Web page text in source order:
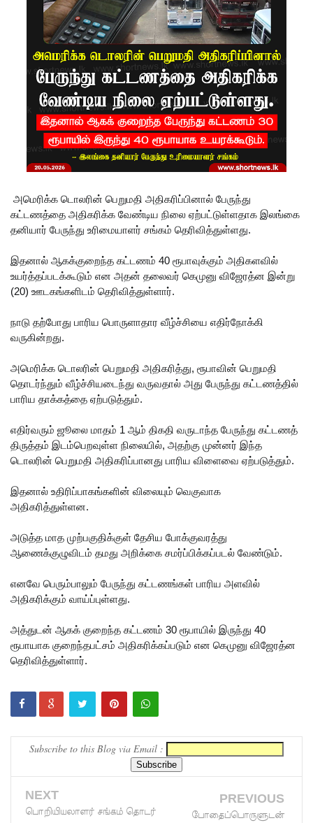
சேவைக
பொலிஸ்
மா அதிபர்
பற்றிய
கருத்து -
சாகர
காரியவச
ம் இன்று
குற்றப்
புலனாய்வு
ப்
பணியகத்
தில்
முன்னி
நீதித்துறை
சீர்திருத்த
குறித்து
உலமா
சபைக்கும்
தெளிவூட்
டிய நீதி
அமைச்சர்
ஹர்ஷண
கார!
நோயாளர்
எண்ணிக்
கை
அமெரிக்க டொலரின் பெறுமதி அதிகரிப்பினால் பேருந்து
கட்டணத்தை அதிகரிக்க வேண்டிய நிலை ஏற்பட்டுள்ளதாக இலங்கை
தனியார் பேருந்து உரிமையாளர் சங்கம் தெரிவித்துள்ளது.
இதனால் ஆகக்குறைந்த கட்டணம் 40 ரூபாவுக்கும் அதிகளவில்
உயர்த்தப்படக்கூடும் என அதன் தலைவர் கெமுனு விஜேரத்ன இன்று
(20) ஊடகங்களிடம் தெரிவித்துள்ளார்.
நாடு தற்போது பாரிய பொருளாதார வீழ்ச்சியை எதிர்நோக்கி
வருகின்றது.
அமெரிக்க டொலரின் பெறுமதி அதிகரித்து, ரூபாவின் பெறுமதி
தொடர்ந்தும் வீழ்ச்சியடைந்து வருவதால் அது பேருந்து கட்டணத்தில்
பாரிய தாக்கத்தை ஏற்படுத்தும்.
எதிர்வரும் ஜூலை மாதம் 1 ஆம் திகதி வருடாந்த பேருந்து கட்டணத்
திருத்தம் இடம்பெறவுள்ள நிலையில், அதற்கு முன்னர் இந்த
டொலரின் பெறுமதி அதிகரிப்பானது பாரிய விளைவை ஏற்படுத்தும்.
இதனால் உதிரிப்பாகங்களின் விலையும் வெகுவாக
அதிகரித்துள்ளன.
அடுத்த மாத முற்பகுதிக்குள் தேசிய போக்குவரத்து
ஆணைக்குழுவிடம் தமது அறிக்கை சமர்ப்பிக்கப்படல் வேண்டும்.
எனவே பெரும்பாலும் பேருந்து கட்டணங்கள் பாரிய அளவில்
அதிகரிக்கும் வாய்ப்புள்ளது.
அத்துடன் ஆகக் குறைந்த கட்டணம் 30 ரூபாயில் இருந்து 40
ரூபாயாக குறைந்தபட்சம் அதிகரிக்கப்படும் என கெமுனு விஜேரத்ன
தெரிவித்துள்ளார்.
Subscribe to this Blog via Email :
NEXT
பொறியியலாளர் சங்கம் தொடர்
PREVIOUS
போதைப்பொருளுடன்